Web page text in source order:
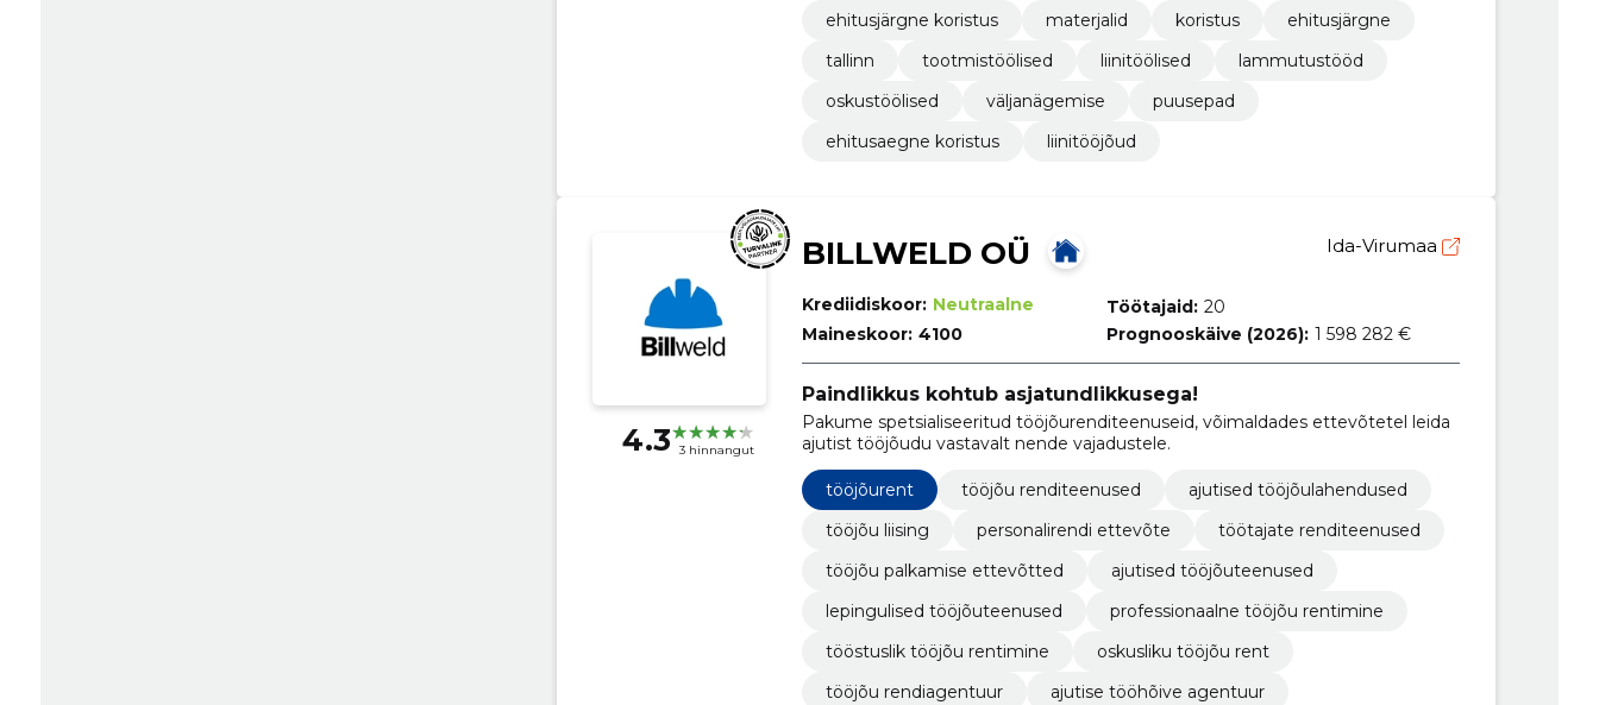
ehitusjärgne koristus
materjalid koristus
ehitusjärgne
tallinn
tootmistöölised liinitöölised
lammutustööd
oskustöölised
väljanägemise
puusepad
ehitusaegne koristus
liinitööjõud
4.3 3 hinnangut
BILLWELD OÜ Ida-Virumaa
Krediidiskoor: Neutraalne
Maineskoor: 4100
Töötajaid: 20
Prognooskäive (2026): 1 598 282 €
Paindlikkus kohtub asjatundlikkusega!
Pakume spetsialiseeritud tööjõurenditeenuseid, võimaldades ettevõtetel leida
ajutist tööjõudu vastavalt nende vajadustele.
tööjõurent tööjõu renditeenused
ajutised tööjõulahendused
tööjõu liising
personalirendi ettevõte
töötajate renditeenused
tööjõu palkamise ettevõtted
ajutised tööjõuteenused
lepingulised tööjõuteenused
professionaalne tööjõu rentimine
tööstuslik tööjõu rentimine
oskusliku tööjõu rent
tööjõu rendiagentuur
ajutise tööhõive agentuur